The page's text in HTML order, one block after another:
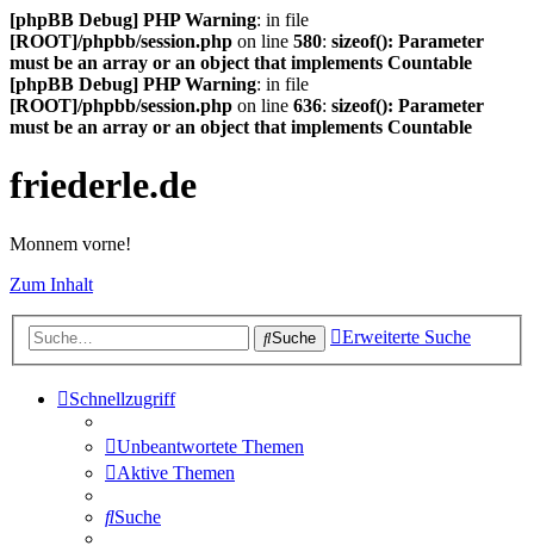
[phpBB Debug] PHP Warning: in file
[ROOT]/phpbb/session.php on line 580: sizeof(): Parameter
must be an array or an object that implements Countable
[phpBB Debug] PHP Warning: in file
[ROOT]/phpbb/session.php on line 636: sizeof(): Parameter
must be an array or an object that implements Countable
friederle.de
Monnem vorne!
Zum Inhalt
Suche Erweiterte Suche
Schnellzugriff
Unbeantwortete Themen
Aktive Themen
Suche